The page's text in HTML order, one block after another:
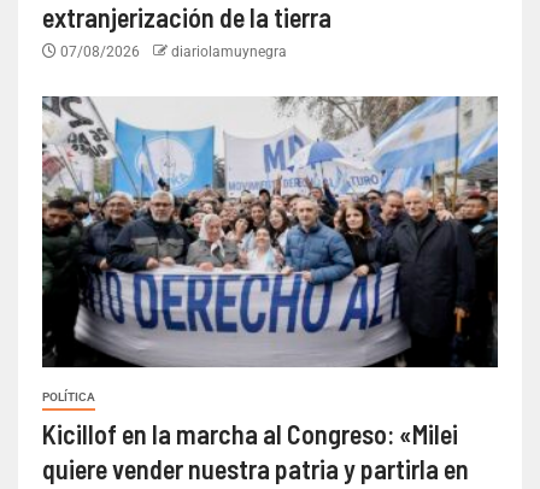
extranjerización de la tierra
07/08/2026 diariolamuynegra
POLÍTICA
Kicillof en la marcha al Congreso: «Milei
quiere vender nuestra patria y partirla en